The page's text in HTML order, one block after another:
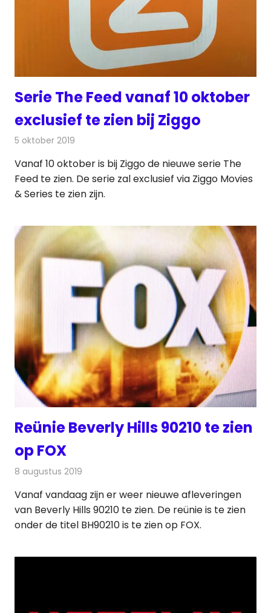
Serie The Feed vanaf 10 oktober
exclusief te zien bij Ziggo
5 oktober 2019
Vanaf 10 oktober is bij Ziggo de nieuwe serie The
Feed te zien. De serie zal exclusief via Ziggo Movies
& Series te zien zijn.
Reünie Beverly Hills 90210 te zien
op FOX
8 augustus 2019
Vanaf vandaag zijn er weer nieuwe afleveringen
van Beverly Hills 90210 te zien. De reünie is te zien
onder de titel BH90210 is te zien op FOX.